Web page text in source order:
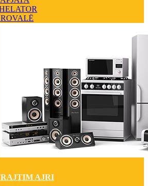
AJRI